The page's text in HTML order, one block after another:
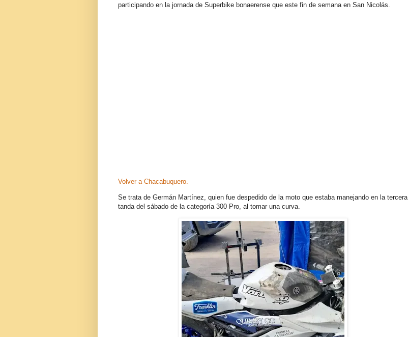
participando en la jornada de Superbike bonaerense que este fin de semana en San Nicolás.
Volver a Chacabuquero.
Se trata de Germán Martínez, quien fue despedido de la moto que estaba manejando en la tercera
tanda del sábado de la categoría 300 Pro, al tomar una curva.